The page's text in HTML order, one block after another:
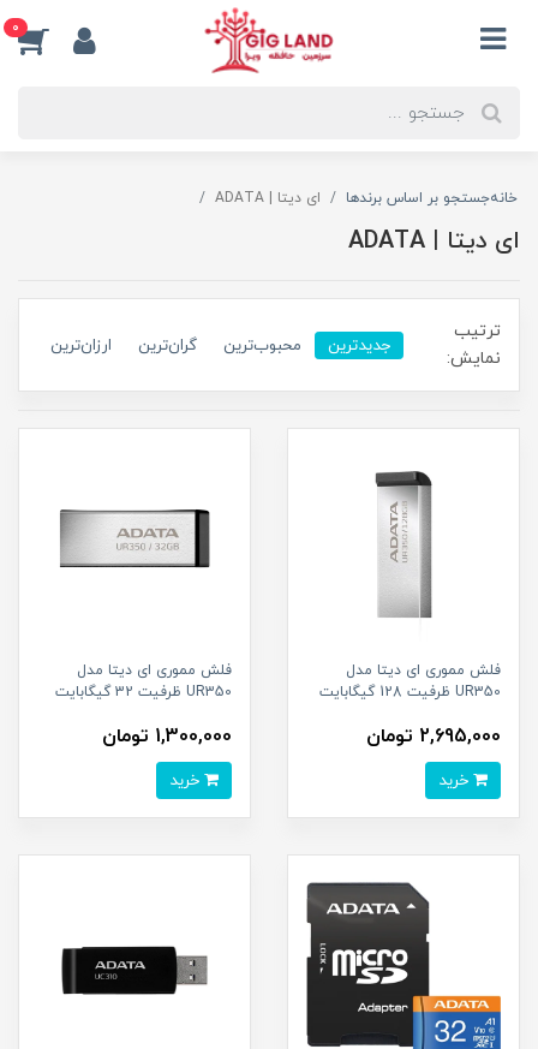
0
خانهجستجو بر اساس برندها ای دیتا | ADATA
ای دیتا | ADATA
ترتیب
نمایش:
جدیدترین محبوب‌ترین گران‌ترین ارزان‌ترین
فلش مموری ای دیتا مدل
UR350 ظرفیت 128 گیگابایت
2,695,000 تومان
فلش مموری ای دیتا مدل
UR350 ظرفیت 32 گیگابایت
1,300,000 تومان